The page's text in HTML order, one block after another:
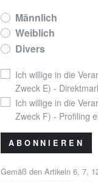
Männlich
Weiblich
Divers
Ich willige in die
Zweck E) -
Ich willige in die
Zweck F) - Profiling
ABONNIEREN
Gemäß den Artikeln 6, 7,